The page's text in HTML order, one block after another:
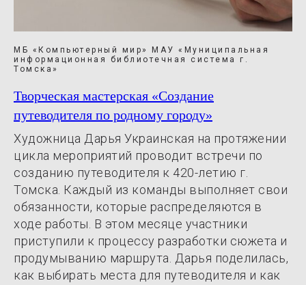
МБ «Компьютерный мир» МАУ «Муниципальная
информационная библиотечная система г.
Томска»
Творческая мастерская «Создание
путеводителя по родному городу»
Художница Дарья Украинская на протяжении
цикла мероприятий проводит встречи по
созданию путеводителя к 420-летию г.
Томска. Каждый из команды выполняет свои
обязанности, которые распределяются в
ходе работы. В этом месяце участники
приступили к процессу разработки сюжета и
продумыванию маршрута. Дарья поделилась,
как выбирать места для путеводителя и как